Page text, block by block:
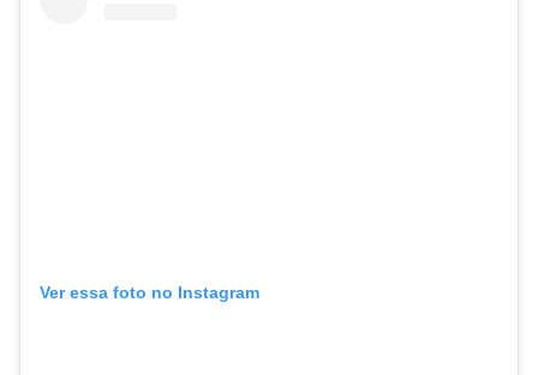
Ver essa foto no Instagram